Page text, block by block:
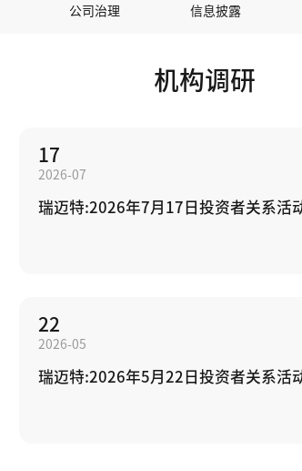
公司治理 信息披露
机构调研
17
2026-07
瑞迈特:2026年7月17日投资者关系活
22
2026-05
瑞迈特:2026年5月22日投资者关系活